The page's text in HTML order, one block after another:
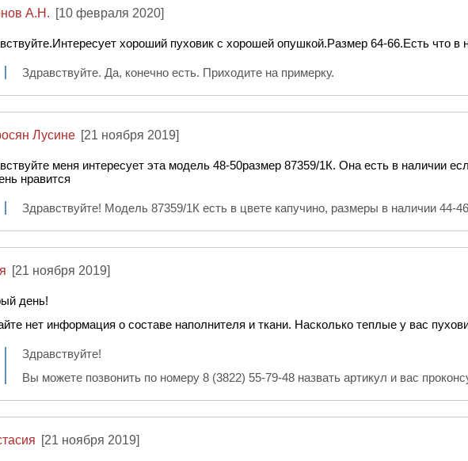
А.Н. [10 февраля 2020]
хороший пуховик с хорошей опушкой.Размер 64-66.Есть что в
Здравствуйте. Да, конечно есть. Приходите на примерку.
Лусине [21 ноября 2019]
меня интересует эта модель 48-50размер 87359/1К. Она есть в наличии
нравится
Здравствуйте! Модель 87359/1К есть в цвете капучино, размеры в наличии 44-
[21 ноября 2019]
день!
нет информация о составе наполнителя и ткани. Насколько теплые у вас
Здравствуйте!
Вы можете позвонить по номеру 8 (3822) 55-79-48 назвать артикул и вас
[21 ноября 2019]